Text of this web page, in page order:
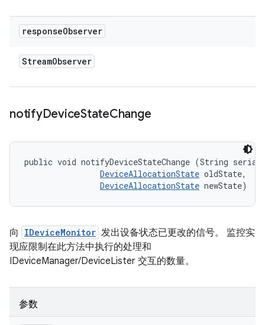
responseObserver
StreamObserver
notifyDeviceStateChange
public void notifyDeviceStateChange (String
DeviceAllocationState oldState,
DeviceAllocationState newState)
向 IDeviceMonitor 发出设备状态已更改的信号。 监控实
现应限制在此方法中执行的处理和
IDeviceManager/DeviceLister 交互的数量。
参数